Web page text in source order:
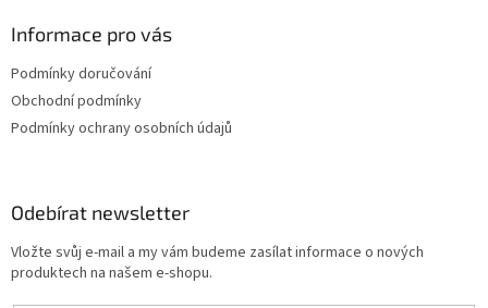
Informace pro vás
Podmínky doručování
Obchodní podmínky
Podmínky ochrany osobních údajů
Odebírat newsletter
Vložte svůj e-mail a my vám budeme zasílat informace o nových
produktech na našem e-shopu.